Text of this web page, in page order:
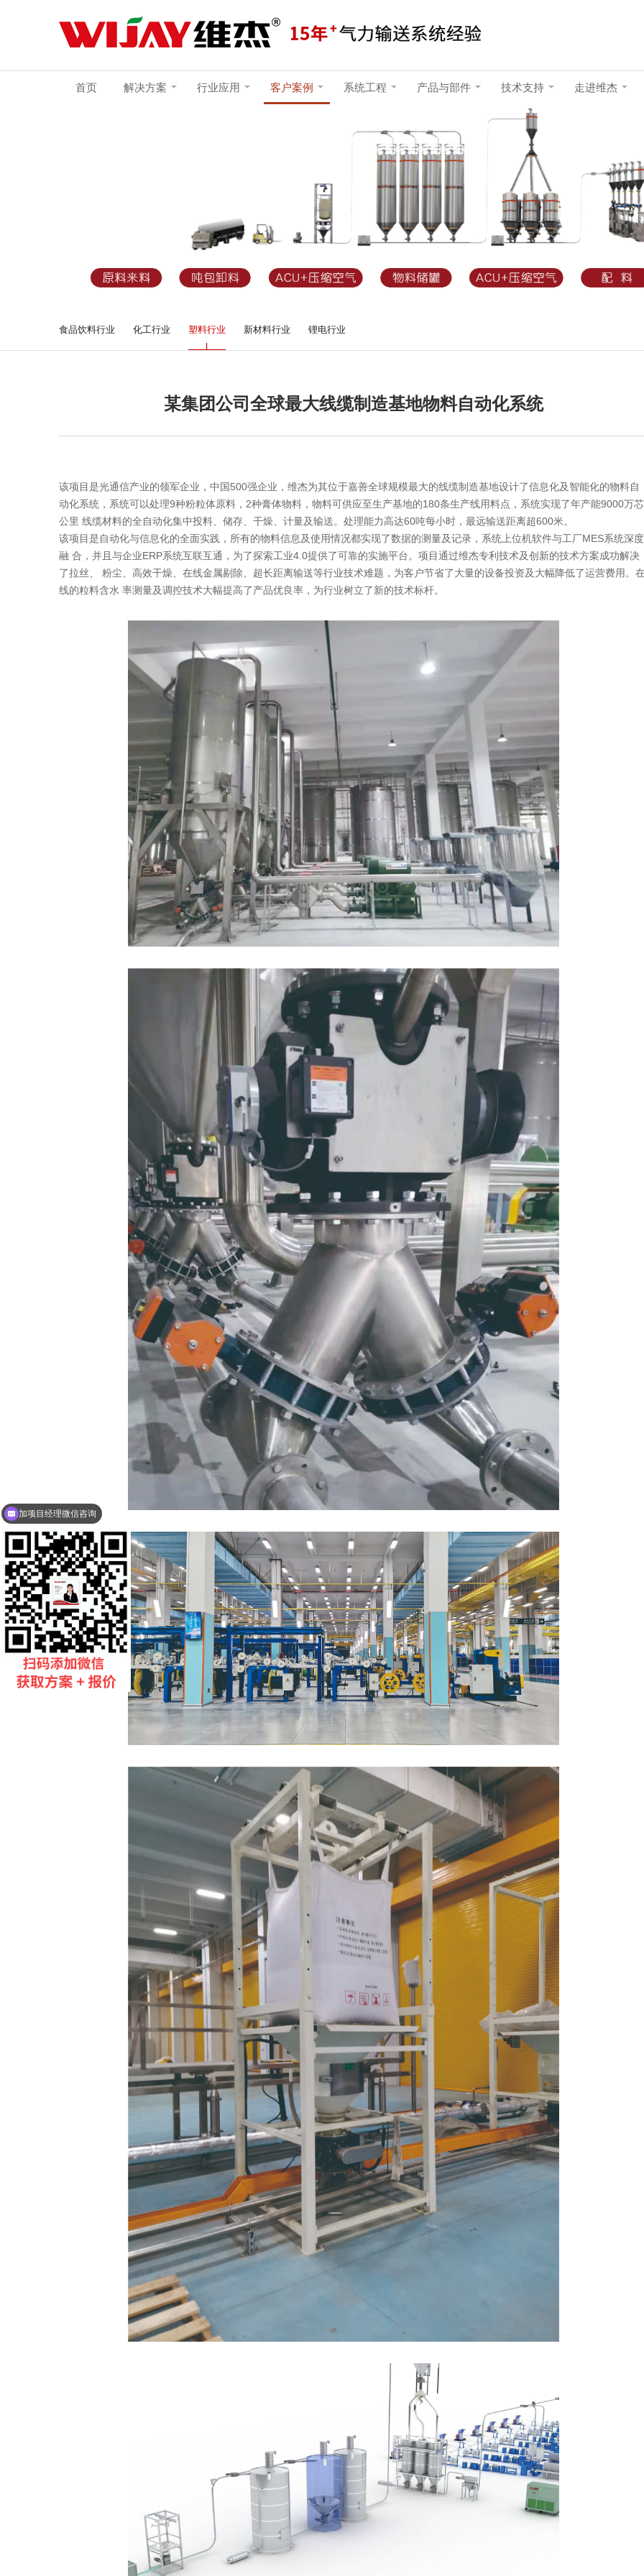
首页 解决方案 行业应用 客户案例 系统工程 产品与部件 技术支持 走进维杰
食品饮料行业 化工行业 塑料行业 新材料行业 锂电行业
某集团公司全球最大线缆制造基地物料自动化系统
该项目是光通信产业的领军企业，中国500强企业，维杰为其位于嘉善全球规模最大的线缆制造基地设计了信息化及智能化的物料自
动化系统，系统可以处理9种粉粒体原料，2种膏体物料，物料可供应至生产基地的180条生产线用料点，系统实现了年产能9000万芯
公里 线缆材料的全自动化集中投料、储存、干燥、计量及输送。处理能力高达60吨每小时，最远输送距离超600米。
该项目是自动化与信息化的全面实践，所有的物料信息及使用情况都实现了数据的测量及记录，系统上位机软件与工厂MES系统深度
融 合，并且与企业ERP系统互联互通，为了探索工业4.0提供了可靠的实施平台。项目通过维杰专利技术及创新的技术方案成功解决
了拉丝、 粉尘、高效干燥、在线金属剔除、超长距离输送等行业技术难题，为客户节省了大量的设备投资及大幅降低了运营费用。
线的粒料含水 率测量及调控技术大幅提高了产品优良率，为行业树立了新的技术标杆。
维杰15年气力输送厂家